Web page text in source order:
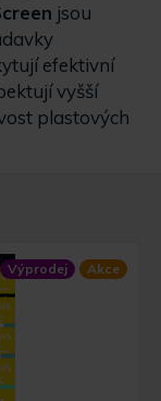
jsou
efektivní
vyšší
plastových
Výprodej Akce